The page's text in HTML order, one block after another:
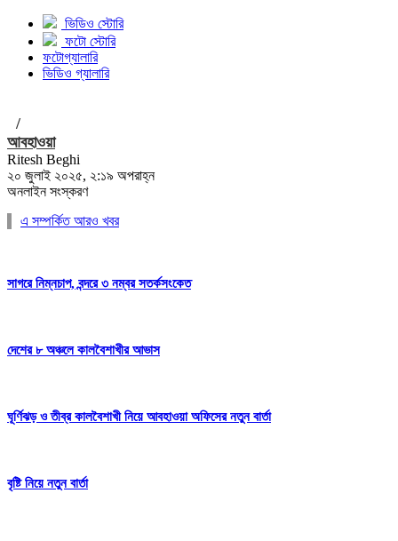
ভিডিও স্টোরি
ফটো স্টোরি
ফটোগ্যালারি
ভিডিও গ্যালারি
/
আবহাওয়া
Ritesh Beghi
২০ জুলাই ২০২৫, ২:১৯ অপরাহ্ন
অনলাইন সংস্করণ
এ সম্পর্কিত আরও খবর
সাগরে নিম্নচাপ, বন্দরে ৩ নম্বর সতর্কসংকেত
দেশের ৮ অঞ্চলে কালবৈশাখীর আভাস
ঘূর্ণিঝড় ও তীব্র কালবৈশাখী নিয়ে আবহাওয়া অফিসের নতুন বার্তা
বৃষ্টি নিয়ে নতুন বার্তা